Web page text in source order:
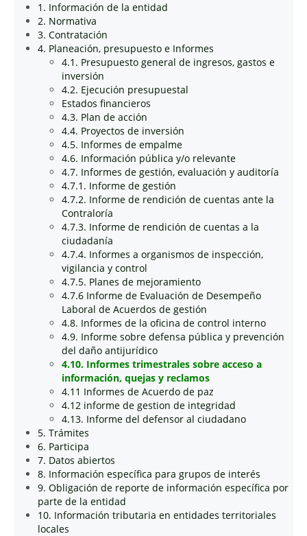
1. Información de la entidad
2. Normativa
3. Contratación
4. Planeación, presupuesto e Informes
4.1. Presupuesto general de ingresos, gastos e
inversión
4.2. Ejecución presupuestal
Estados financieros
4.3. Plan de acción
4.4. Proyectos de inversión
4.5. Informes de empalme
4.6. Información pública y/o relevante
4.7. Informes de gestión, evaluación y auditoría
4.7.1. Informe de gestión
4.7.2. Informe de rendición de cuentas ante la
Contraloría
4.7.3. Informe de rendición de cuentas a la
ciudadanía
4.7.4. Informes a organismos de inspección,
vigilancia y control
4.7.5. Planes de mejoramiento
4.7.6 Informe de Evaluación de Desempeño
Laboral de Acuerdos de gestión
4.8. Informes de la oficina de control interno
4.9. Informe sobre defensa pública y prevención
del daño antijurídico
4.10. Informes trimestrales sobre acceso a
información, quejas y reclamos
4.11 Informes de Acuerdo de paz
4.12 informe de gestion de integridad
4.13. Informe del defensor al ciudadano
5. Trámites
6. Participa
7. Datos abiertos
8. Información específica para grupos de interés
9. Obligación de reporte de información específica por
parte de la entidad
10. Información tributaria en entidades territoriales
locales